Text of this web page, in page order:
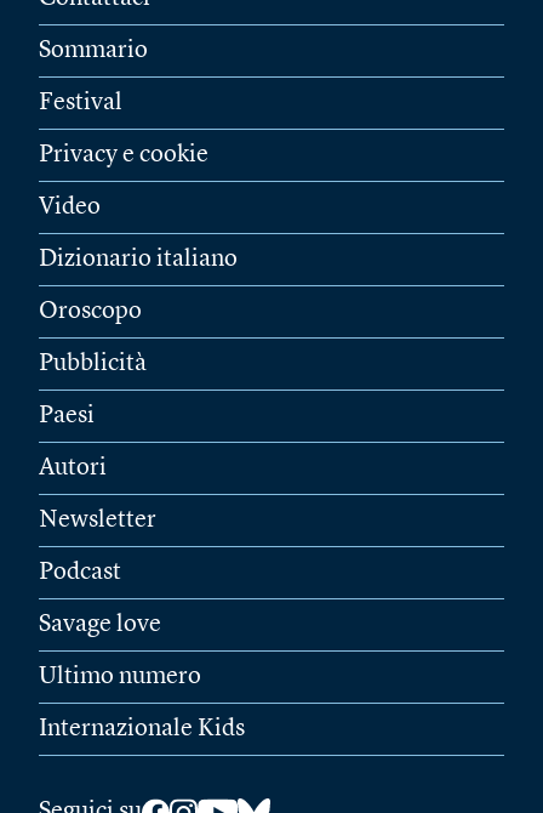
Sommario
Festival
Privacy e cookie
Video
Dizionario italiano
Oroscopo
Pubblicità
Paesi
Autori
Newsletter
Podcast
Savage love
Ultimo numero
Internazionale Kids